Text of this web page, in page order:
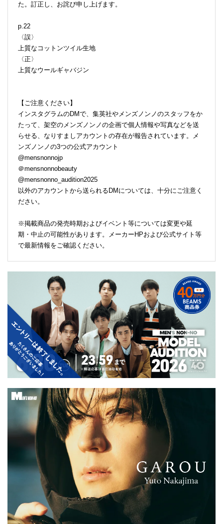
た。訂正し、お詫び申し上げます。
p.22
〈誤〉
上質なコットンツイル生地
〈正〉
上質なウールギャバジン
【ご注意ください】
インスタグラムのDMで、集英社やメンズノンノのスタッフをか
たって、架空のメンズノンノの企画で個人情報や写真などを送
らせる、なりすましアカウントの存在が報告されています。メ
ンズノンノの3つの公式アカウント
@mensnonnojp
＠mensnonnobeauty
@mensnonno_audition2025
以外のアカウントから送られるDMについては、十分にご注意く
ださい。
※掲載商品の発売時期およびイベント等については変更や延
期・中止の可能性があります。メーカーHPおよび公式サイト等
で最新情報をご確認ください。